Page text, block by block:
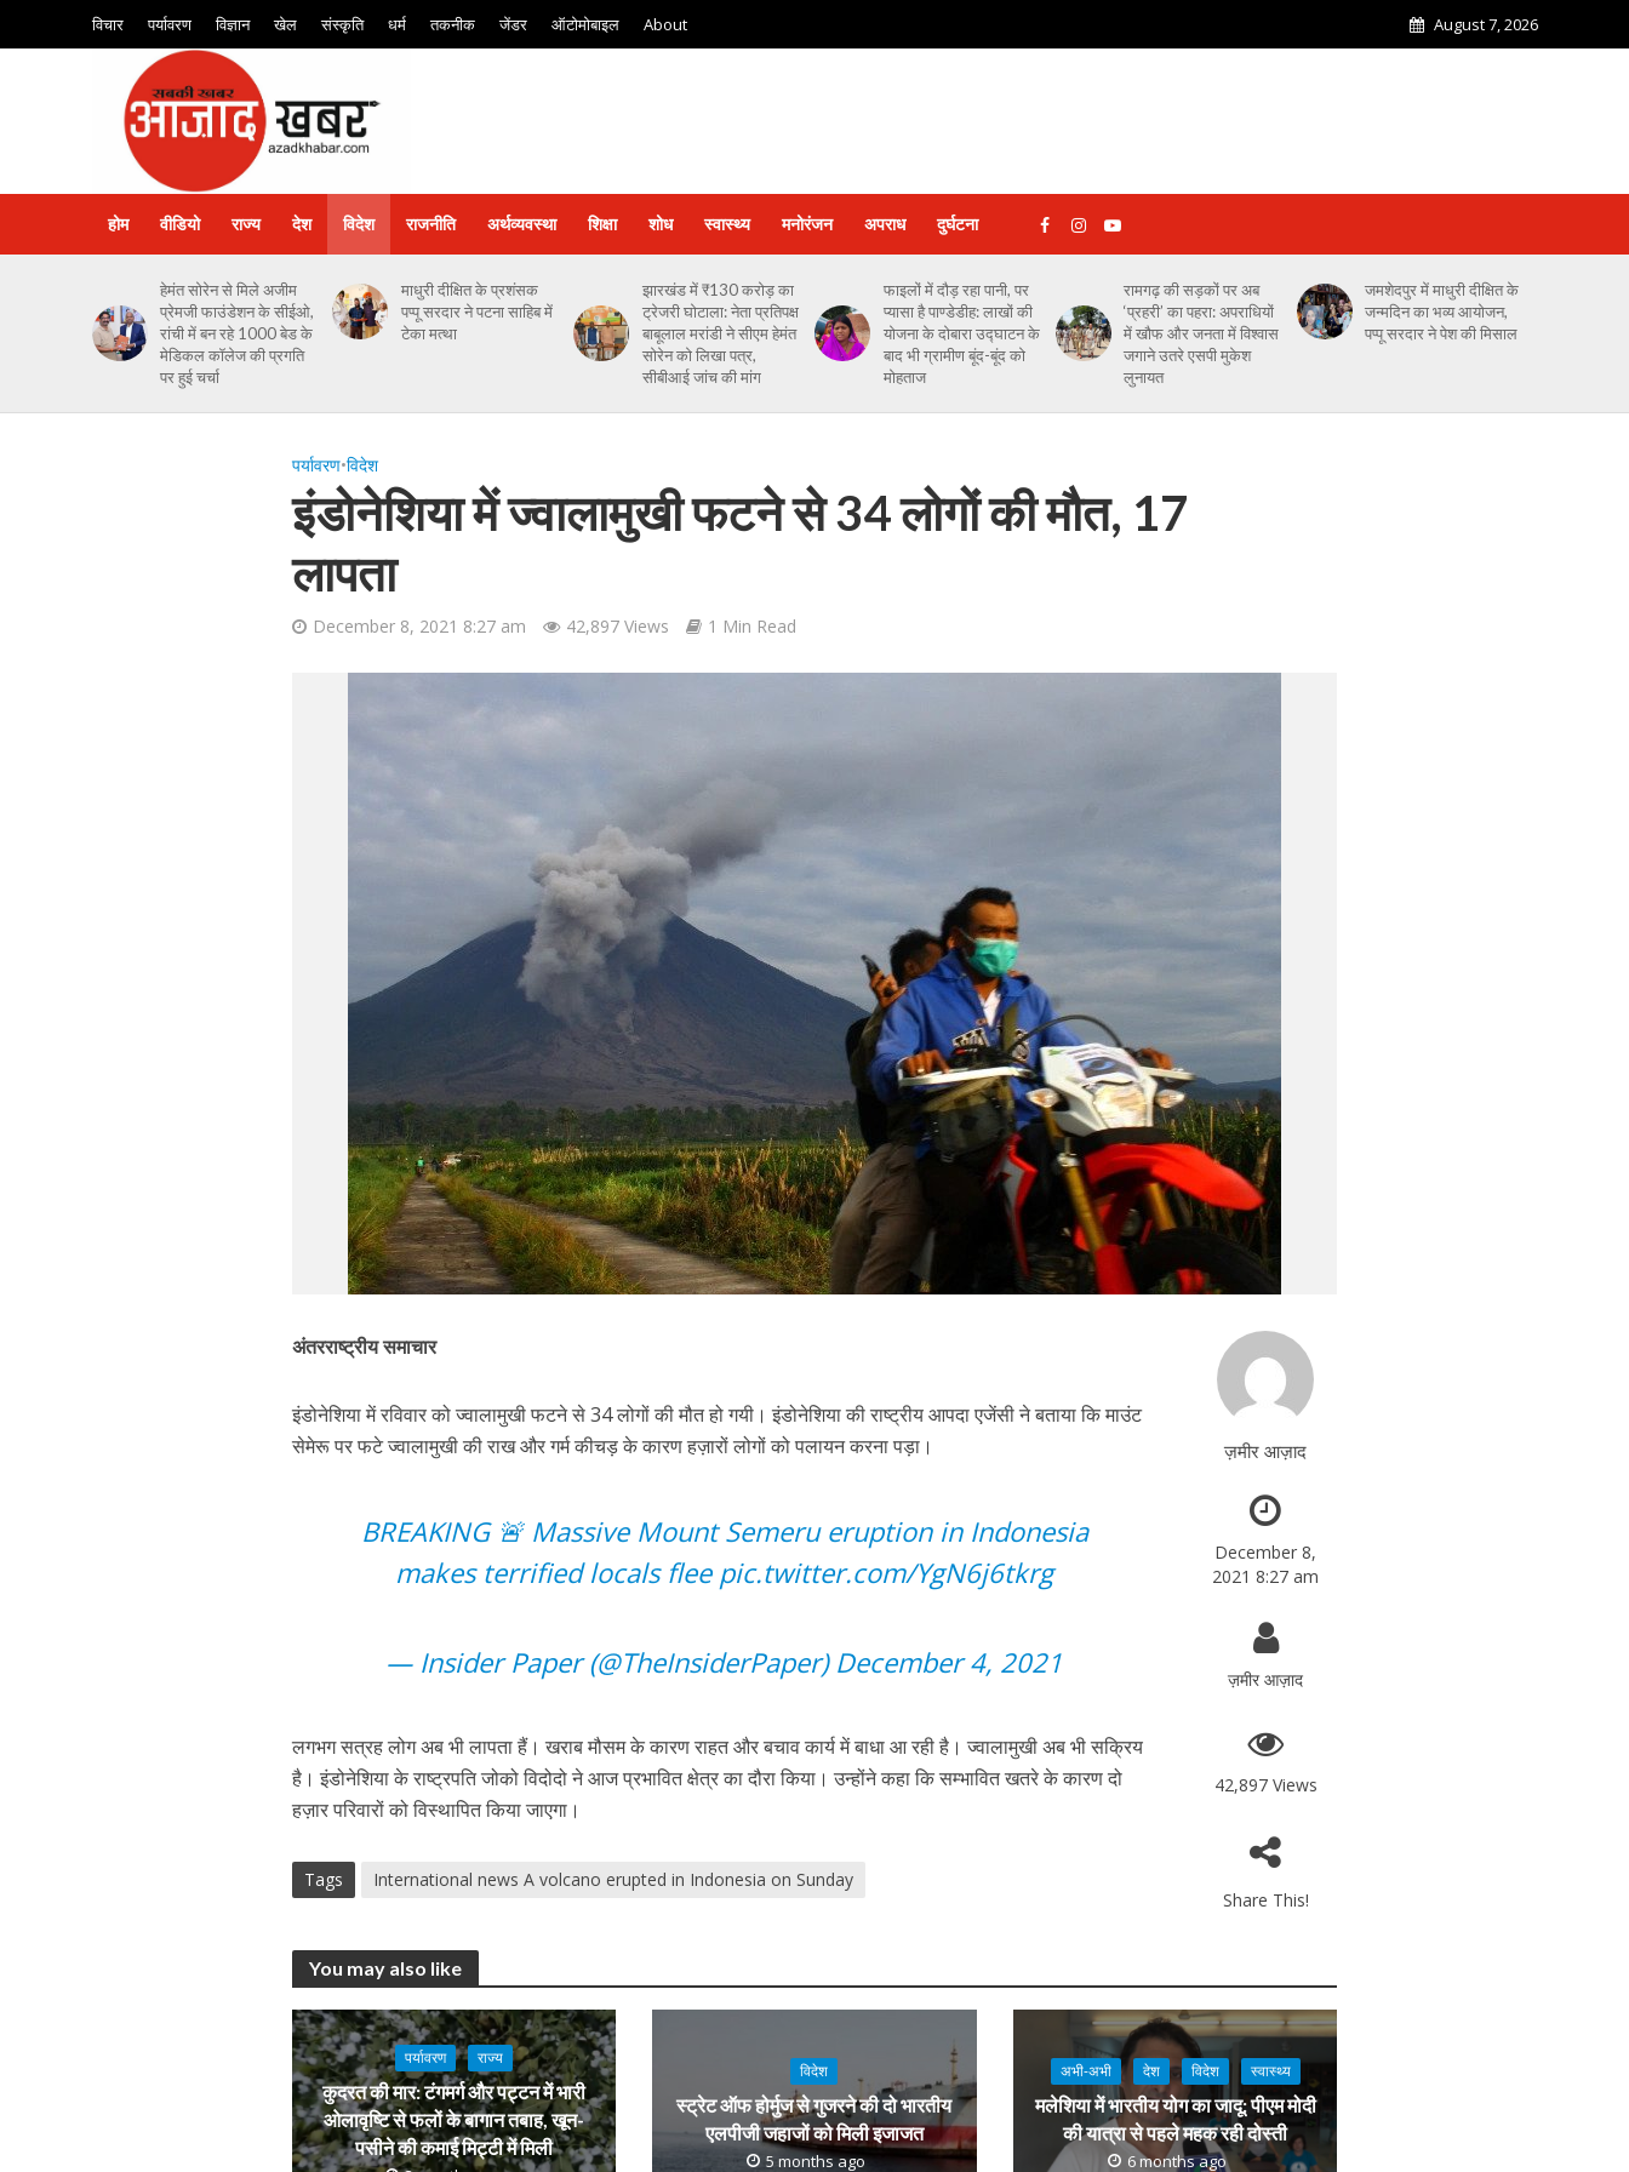
विचार पर्यावरण विज्ञान खेल संस्कृति धर्म तकनीक जेंडर ऑटोमोबाइल About August 7, 2026
होम वीडियो राज्य देश विदेश राजनीति अर्थव्यवस्था शिक्षा शोध स्‍वास्‍थ्‍य मनोरंजन अपराध दुर्घटना
हेमंत सोरेन से मिले अजीम
प्रेमजी फाउंडेशन के सीईओ,
रांची में बन रहे 1000 बेड के
मेडिकल कॉलेज की प्रगति
पर हुई चर्चा
माधुरी दीक्षित के प्रशंसक
पप्पू सरदार ने पटना साहिब में
टेका मत्था
झारखंड में ₹130 करोड़ का
ट्रेजरी घोटाला: नेता प्रतिपक्ष
बाबूलाल मरांडी ने सीएम हेमंत
सोरेन को लिखा पत्र,
सीबीआई जांच की मांग
फाइलों में दौड़ रहा पानी, पर
प्यासा है पाण्डेडीह: लाखों की
योजना के दोबारा उद्घाटन के
बाद भी ग्रामीण बूंद-बूंद को
मोहताज
रामगढ़ की सड़कों पर अब
‘प्रहरी’ का पहरा: अपराधियों
में खौफ और जनता में विश्वास
जगाने उतरे एसपी मुकेश
लुनायत
जमशेदपुर में माधुरी दीक्षित के
जन्मदिन का भव्य आयोजन,
पप्पू सरदार ने पेश की मिसाल
पर्यावरण•विदेश
इंडोनेशिया में ज्वालामुखी फटने से 34 लोगों की मौत, 17
लापता
December 8, 2021 8:27 am 42,897 Views 1 Min Read
ज़मीर आज़ाद
December 8,
2021 8:27 am
ज़मीर आज़ाद
42,897 Views
Share This!
अंतरराष्ट्रीय समाचार
इंडोनेशिया में रविवार को ज्वालामुखी फटने से 34 लोगों की मौत हो गयी। इंडोनेशिया की राष्ट्रीय आपदा एजेंसी ने बताया कि माउंट
सेमेरू पर फटे ज्वालामुखी की राख और गर्म कीचड़ के कारण हज़ारों लोगों को पलायन करना पड़ा।
BREAKING 🚨 Massive Mount Semeru eruption in Indonesia
makes terrified locals flee pic.twitter.com/YgN6j6tkrg
— Insider Paper (@TheInsiderPaper) December 4, 2021
लगभग सत्रह लोग अब भी लापता हैं। खराब मौसम के कारण राहत और बचाव कार्य में बाधा आ रही है। ज्वालामुखी अब भी सक्रिय
है। इंडोनेशिया के राष्ट्रपति जोको विदोदो ने आज प्रभावित क्षेत्र का दौरा किया। उन्होंने कहा कि सम्भावित खतरे के कारण दो
हज़ार परिवारों को विस्थापित किया जाएगा।
Tags International news A volcano erupted in Indonesia on Sunday
You may also like
पर्यावरण राज्य
कुदरत की मार: टंगमर्ग और पट्टन में भारी
ओलावृष्टि से फलों के बागान तबाह, खून-
पसीने की कमाई मिट्टी में मिली
विदेश
स्ट्रेट ऑफ होर्मुज से गुजरने की दो भारतीय
एलपीजी जहाजों को मिली इजाजत
5 months ago
अभी-अभी देश विदेश स्‍वास्‍थ्‍य
मलेशिया में भारतीय योग का जादू: पीएम मोदी
की यात्रा से पहले महक रही दोस्ती
6 months ago